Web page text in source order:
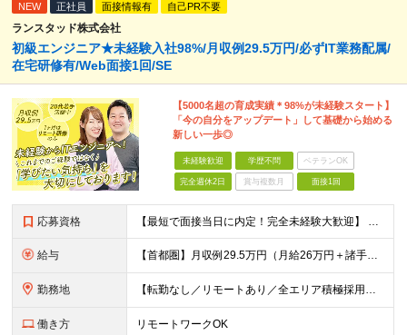
NEW 正社員 面接情報有 自己PR不要
ランスタッド株式会社
初級エンジニア★未経験入社98%/月収例29.5万円/必ずIT業務配属/
在宅研修有/Web面接1回/SE
【5000名超の育成実績＊98%が未経験スタート】
「今の自分をアップデート」して基礎から始める
新しい一歩◎
未経験歓迎 学歴不問 ベテランOK
完全週休2日 賞与複数月 面接1回
応募資格 【最短で面接当日に内定！完全未経験大歓迎】 ・業種／職種未経験歓迎 ・社会人デビュー、第二新卒、既卒者大歓迎 ・学歴不問（文系、理系不問） ・20代～30代、男女問わず活躍中 ・服装、髪色自由 ・明確
給与 【首都圏】月収例29.5万円（月給26万円＋諸手当） 【東海・関西】月収例28.5万円（月給25万円＋諸手当） 【九州】月収例26万円（月給23万円＋諸手当） ※経験・スキル・前職給与を踏まえ、総合
勤務地 【転勤なし／リモートあり／全エリア積極採用】 ・大手企業のプロジェクト中心 ・勤務エリアや配属先は希望を考慮 ・研修はリモートメインで実施 ・UIターン歓迎 ＜主なエリア＞ ■首都圏…東京・神奈川・
働き方 リモートワークOK